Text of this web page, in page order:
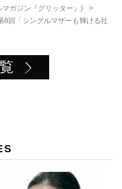
o
o
k
ガジン『グリッター』) >
8回「シングルマザーも輝ける社